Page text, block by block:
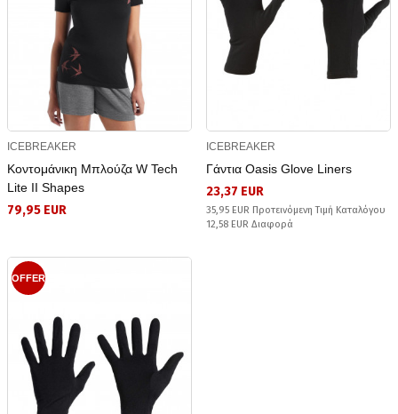
ICEBREAKER
Κοντομάνικη Μπλούζα W Tech
Lite II Shapes
79,95 EUR
ICEBREAKER
Γάντια Oasis Glove Liners
23,37 EUR
35,95 EUR Προτεινόμενη Τιμή Καταλόγου
12,58 EUR Διαφορά
OFFER